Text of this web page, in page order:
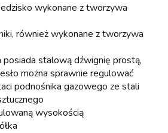
wykonane z tworzywa
również wykonane z tworzywa
posiada stalową dźwignię prostą,
można sprawnie regulować
podnośnika gazowego ze stali
wysokością